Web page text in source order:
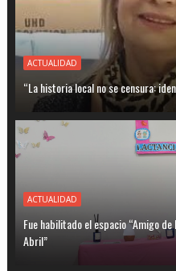
ACTUALIDAD
“La historia local no se censura:
ACTUALIDAD
Fue habilitado el espacio “Amigo
Abril”